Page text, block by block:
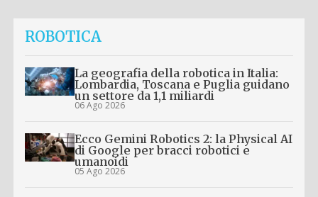
ROBOTICA
La geografia della robotica in Italia:
Lombardia, Toscana e Puglia guidano
un settore da 1,1 miliardi
06 Ago 2026
Ecco Gemini Robotics 2: la Physical AI
di Google per bracci robotici e
umanoidi
05 Ago 2026